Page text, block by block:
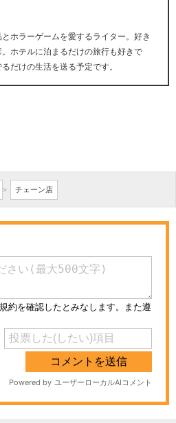
ホラーゲームを愛するライター。好き
ホテルに泊まるだけの旅行も好きで
だけの生活を送る予定です。
> チェーン店